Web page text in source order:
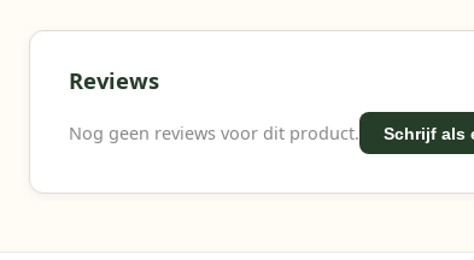
Reviews
Nog geen reviews voor dit product. Schrijf als